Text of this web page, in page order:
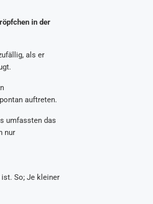
in der
als er
auftreten.
umfassten das
nur
So; Je kleiner